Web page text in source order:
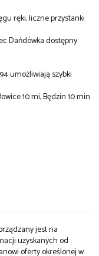
ręki, liczne przystanki
Dańdówka dostępny
umożliwiają szybki
10 mi, Będzin 10 min
jest na
uzyskanych od
oferty określonej w